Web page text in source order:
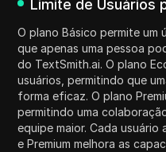
Limite de Usuários
O plano Básico permite um
que apenas uma pessoa
do TextSmith.ai. O plano
usuários, permitindo que
forma eficaz. O plano
permitindo uma
equipe maior. Cada usuário
e Premium melhora as